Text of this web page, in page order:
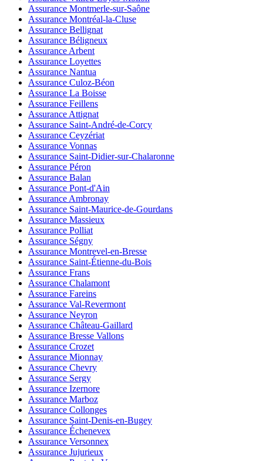
Assurance Montmerle-sur-Saône
Assurance Montréal-la-Cluse
Assurance Bellignat
Assurance Béligneux
Assurance Arbent
Assurance Loyettes
Assurance Nantua
Assurance Culoz-Béon
Assurance La Boisse
Assurance Feillens
Assurance Attignat
Assurance Saint-André-de-Corcy
Assurance Ceyzériat
Assurance Vonnas
Assurance Saint-Didier-sur-Chalaronne
Assurance Péron
Assurance Balan
Assurance Pont-d'Ain
Assurance Ambronay
Assurance Saint-Maurice-de-Gourdans
Assurance Massieux
Assurance Polliat
Assurance Ségny
Assurance Montrevel-en-Bresse
Assurance Saint-Étienne-du-Bois
Assurance Frans
Assurance Chalamont
Assurance Fareins
Assurance Val-Revermont
Assurance Neyron
Assurance Château-Gaillard
Assurance Bresse Vallons
Assurance Crozet
Assurance Mionnay
Assurance Chevry
Assurance Sergy
Assurance Izernore
Assurance Marboz
Assurance Collonges
Assurance Saint-Denis-en-Bugey
Assurance Échenevex
Assurance Versonnex
Assurance Jujurieux